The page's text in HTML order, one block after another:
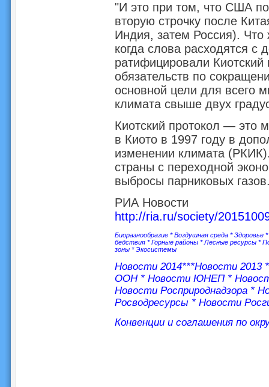
"И это при том, что США
вторую строчку после
Индия, затем Россия).
когда слова расходятся
ратифицировали Киотский
обязательств по
основной цели для всего
климата свыше двух
Киотский протокол — это
в Киото в 1997 году в
изменении климата
страны с переходной
выбросы парниковых
РИА Новости
http://ria.ru/society/
Биоразнообразие *Воздушная среда *Здоровье *
бедствия *Горные районы *Лесные ресурсы *
зоны *Экосистемы
Новости 2014***Новости 2013
ООН* Новости ЮНЕП*
Новости Росприроднадзора*
Росводресурсы * Новости
Конвенции и соглашения по